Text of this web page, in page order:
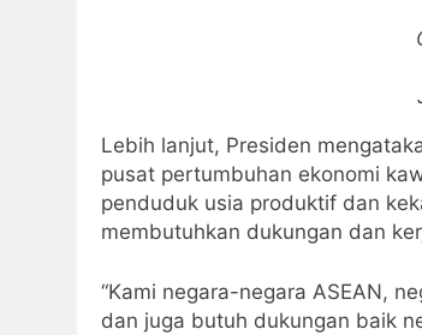
Lebih lanjut, Presiden
pusat pertumbuhan ekonomi
penduduk usia produktif dan
membutuhkan dukungan dan
“Kami negara-negara ASEAN,
dan juga butuh dukungan baik